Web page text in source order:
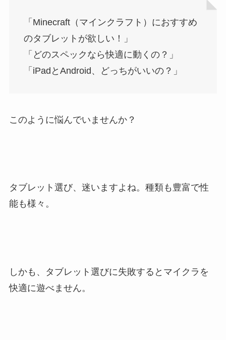
「Minecraft（マインクラフト）におすすめ
のタブレットが欲しい！」
「どのスペックなら快適に動くの？」
「iPadとAndroid、どっちがいいの？」
このように悩んでいませんか？
タブレット選び、迷いますよね。種類も豊富で性
能も様々。
しかも、タブレット選びに失敗するとマイクラを
快適に遊べません。